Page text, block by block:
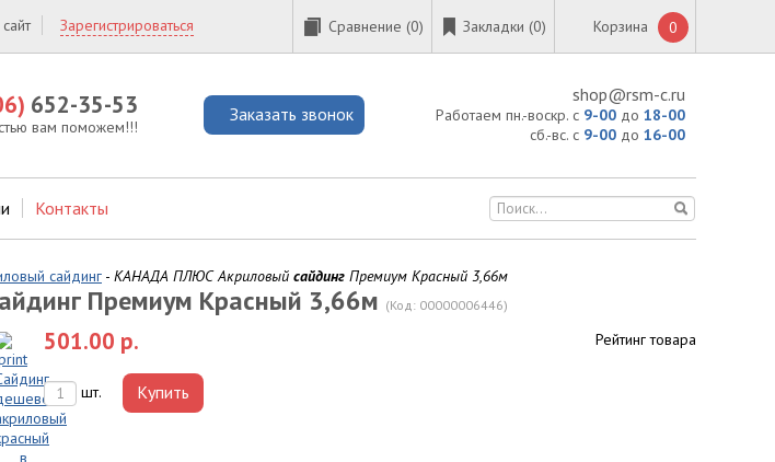
Сравнение (0) Закладки (0) Корзина 0
Зарегистрироваться
shop@rsm-c.ru
Работаем пн.-воскр. с 9-00 до 18-00
сб.-вс. с 9-00 до 16-00
Заказать звонок
652-35-53
вам поможем!!!
Контакты
сайдинг - КАНАДА ПЛЮС Акриловый сайдинг Премиум Красный 3,66м
Рейтинг товара
Премиум Красный 3,66м (Код: 00000006446)
501.00 р.
шт. Купить